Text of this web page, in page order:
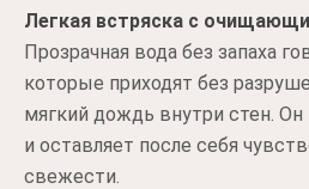
Легкая встряска с
Прозрачная вода без запаха
которые приходят без
мягкий дождь внутри стен.
и оставляет после себя
свежести.